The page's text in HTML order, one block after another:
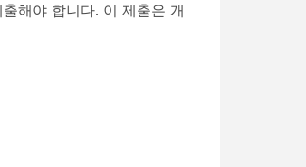
해야 합니다. 이 제출은 개